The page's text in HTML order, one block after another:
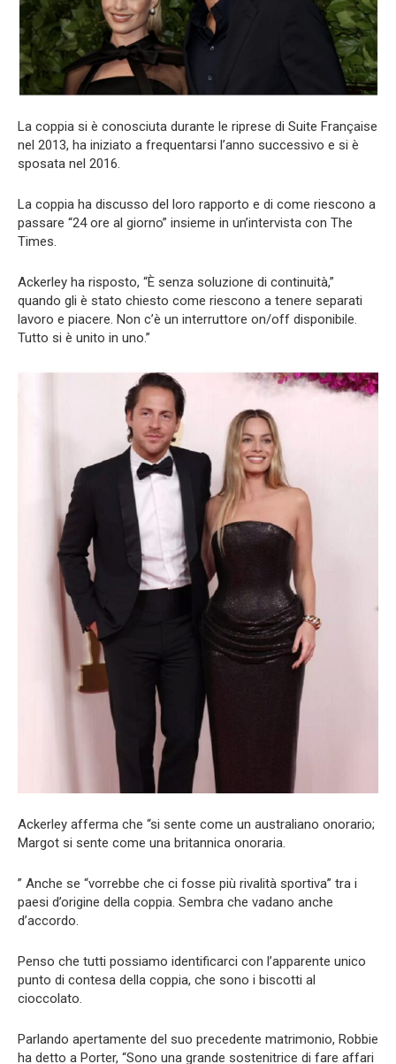
La coppia si è conosciuta durante le riprese di Suite Française
nel 2013, ha iniziato a frequentarsi l’anno successivo e si è
sposata nel 2016.
La coppia ha discusso del loro rapporto e di come riescono a
passare “24 ore al giorno” insieme in un’intervista con The
Times.
Ackerley ha risposto, “È senza soluzione di continuità,”
quando gli è stato chiesto come riescono a tenere separati
lavoro e piacere. Non c’è un interruttore on/off disponibile.
Tutto si è unito in uno.”
Ackerley afferma che “si sente come un australiano onorario;
Margot si sente come una britannica onoraria.
” Anche se “vorrebbe che ci fosse più rivalità sportiva” tra i
paesi d’origine della coppia. Sembra che vadano anche
d’accordo.
Penso che tutti possiamo identificarci con l’apparente unico
punto di contesa della coppia, che sono i biscotti al
cioccolato.
Parlando apertamente del suo precedente matrimonio, Robbie
ha detto a Porter, “Sono una grande sostenitrice di fare affari